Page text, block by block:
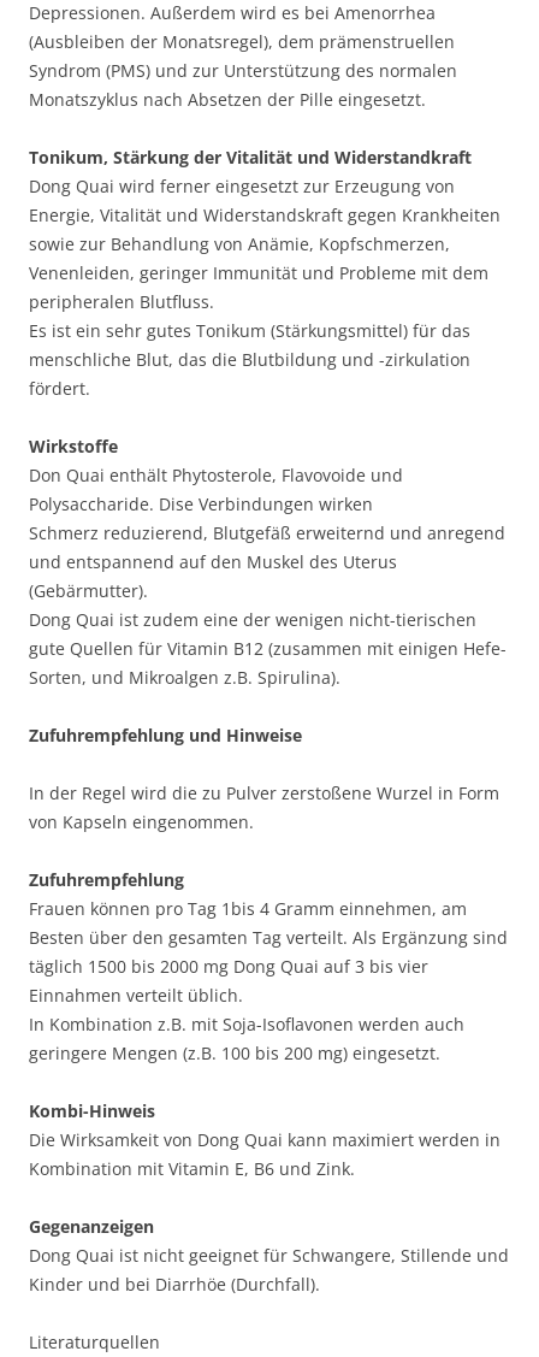
Depressionen. Außerdem wird es bei Amenorrhea
(Ausbleiben der Monatsregel), dem prämenstruellen
Syndrom (PMS) und zur Unterstützung des normalen
Monatszyklus nach Absetzen der Pille eingesetzt.
Tonikum, Stärkung der Vitalität und Widerstandkraft
Dong Quai wird ferner eingesetzt zur Erzeugung von
Energie, Vitalität und Widerstandskraft gegen Krankheiten
sowie zur Behandlung von Anämie, Kopfschmerzen,
Venenleiden, geringer Immunität und Probleme mit dem
peripheralen Blutfluss.
Es ist ein sehr gutes Tonikum (Stärkungsmittel) für das
menschliche Blut, das die Blutbildung und -zirkulation
fördert.
Wirkstoffe
Don Quai enthält Phytosterole, Flavovoide und
Polysaccharide. Dise Verbindungen wirken
Schmerz reduzierend, Blutgefäß erweiternd und anregend
und entspannend auf den Muskel des Uterus
(Gebärmutter).
Dong Quai ist zudem eine der wenigen nicht-tierischen
gute Quellen für Vitamin B12 (zusammen mit einigen Hefe-
Sorten, und Mikroalgen z.B. Spirulina).
Zufuhrempfehlung und Hinweise
In der Regel wird die zu Pulver zerstoßene Wurzel in Form
von Kapseln eingenommen.
Zufuhrempfehlung
Frauen können pro Tag 1bis 4 Gramm einnehmen, am
Besten über den gesamten Tag verteilt. Als Ergänzung sind
täglich 1500 bis 2000 mg Dong Quai auf 3 bis vier
Einnahmen verteilt üblich.
In Kombination z.B. mit Soja-Isoflavonen werden auch
geringere Mengen (z.B. 100 bis 200 mg) eingesetzt.
Kombi-Hinweis
Die Wirksamkeit von Dong Quai kann maximiert werden in
Kombination mit Vitamin E, B6 und Zink.
Gegenanzeigen
Dong Quai ist nicht geeignet für Schwangere, Stillende und
Kinder und bei Diarrhöe (Durchfall).
Literaturquellen